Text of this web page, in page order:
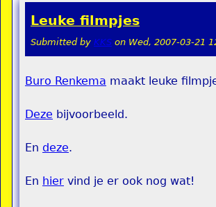
Leuke filmpjes
Submitted by KKS on Wed, 2007-03-21
Buro Renkema maakt leuke
Deze bijvoorbeeld.
En deze.
En hier vind je er ook nog wat!